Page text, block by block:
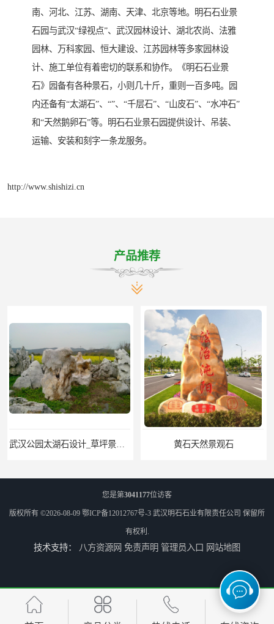
南、河北、江苏、湖南、天津、北京等地。明石石业景
石园与武汉“绿视点”、武汉园林设计、湖北农尚、法雅
园林、万科家园、恒大建设、江苏园林等多家园林设
计、施工单位有着密切的联系和协作。《明石石业景
石》园备有各种景石，小则几十斤，重则一百多吨。园
内还备有“太湖石”、“”、“千层石”、“山皮石”、“水冲石”
和“天然鹅卵石”等。明石石业景石园提供设计、吊装、
运输、安装和刻字一条龙服务。
http://www.shishizi.cn
产品推荐
黄石天然景观石
神农架庭院太湖石回收
您是第3041177位访客
版权所有 ©2026-08-09 鄂ICP备12012767号-3 武汉明石石业有限责任公司 保留所
有权利.
技术支持： 八方资源网 免责声明 管理员入口 网站地图